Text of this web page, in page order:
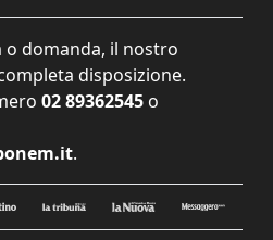
o domanda, il nostro
disposizione.
02 89362545 o
.